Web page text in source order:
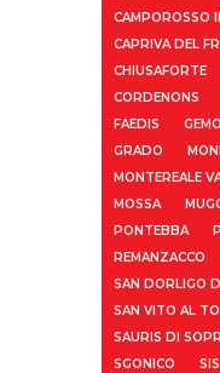
CAMPOROSSO
CAPRIVA DEL
CHIUSAFORTE
CORDENONS
FAEDIS
GRADO
MONTEREALE
MOSSA
PONTEBBA
REMANZACCO
SAN DORLIGO
SAN VITO AL
SAURIS DI
SGONICO